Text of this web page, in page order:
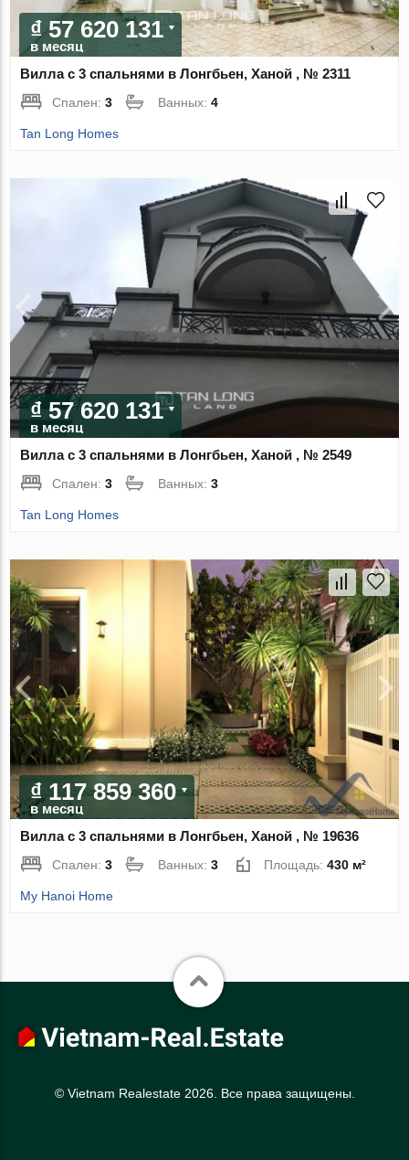
₫ 57 620 131
в месяц
Вилла с 3 спальнями в Лонгбьен, Ханой , № 2311
Спален:3 Ванных:4
Tan Long Homes
₫ 57 620 131
в месяц
Вилла с 3 спальнями в Лонгбьен, Ханой , № 2549
Спален:3 Ванных:3
Tan Long Homes
₫ 117 859 360
в месяц
Вилла с 3 спальнями в Лонгбьен, Ханой , № 19636
Спален:3 Ванных:3 Площадь:430 м²
My Hanoi Home
© Vietnam Realestate 2026. Все права защищены.